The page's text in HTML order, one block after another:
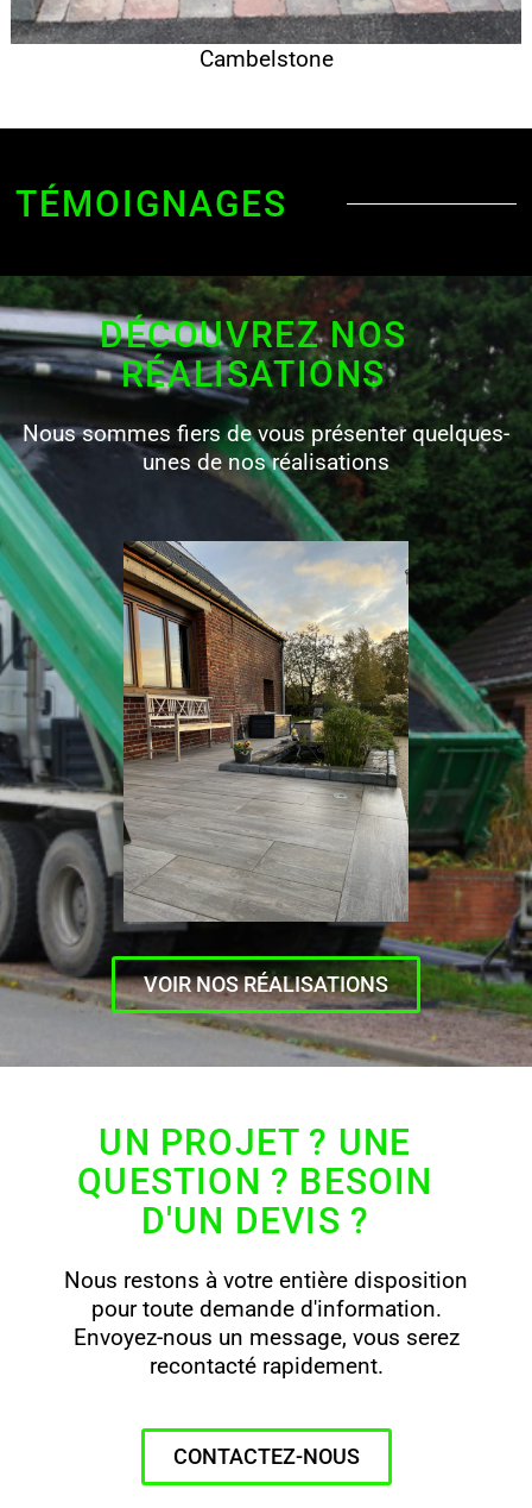
Cambelstone
TÉMOIGNAGES
DÉCOUVREZ NOS
RÉALISATIONS
Nous sommes fiers de vous présenter quelques-
unes de nos réalisations
VOIR NOS RÉALISATIONS
UN PROJET ? UNE
QUESTION ? BESOIN
D'UN DEVIS ?
Nous restons à votre entière disposition
pour toute demande d'information.
Envoyez-nous un message, vous serez
recontacté rapidement.
CONTACTEZ-NOUS